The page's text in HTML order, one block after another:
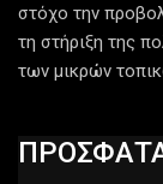
στόχο την
τη στήριξη της
των μικρών